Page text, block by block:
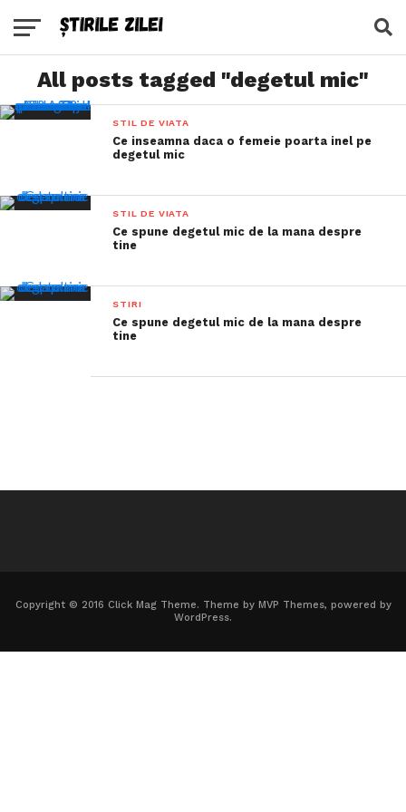
All posts tagged "degetul mic"
STIL DE VIATA
Ce inseamna daca o femeie poarta inel pe
degetul mic
STIL DE VIATA
Ce spune degetul mic de la mana despre
tine
STIRI
Ce spune degetul mic de la mana despre
tine
Copyright © 2016 Click Mag Theme. Theme by MVP Themes, powered by
WordPress.